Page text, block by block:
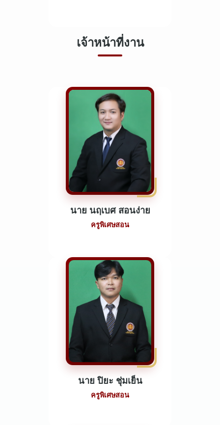
เจ้าหน้าที่งาน
นาย นฤเบศ สอนง่าย
ครูพิเศษสอน
นาย ปิยะ ชุ่มเย็น
ครูพิเศษสอน